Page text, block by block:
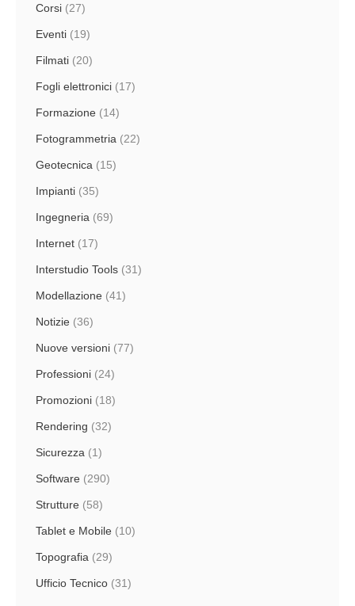
Corsi (27)
Eventi (19)
Filmati (20)
Fogli elettronici (17)
Formazione (14)
Fotogrammetria (22)
Geotecnica (15)
Impianti (35)
Ingegneria (69)
Internet (17)
Interstudio Tools (31)
Modellazione (41)
Notizie (36)
Nuove versioni (77)
Professioni (24)
Promozioni (18)
Rendering (32)
Sicurezza (1)
Software (290)
Strutture (58)
Tablet e Mobile (10)
Topografia (29)
Ufficio Tecnico (31)